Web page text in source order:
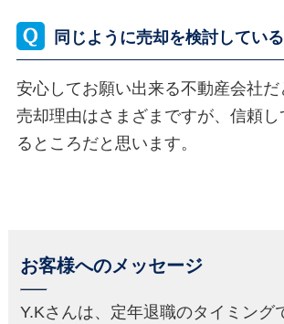
同じように売却を検討している
安心してお願い出来る不動産会社だ
売却理由はさまざまですが、信頼し
るところだと思います。
お客様へのメッセージ
Y.Kさんは、定年退職のタイミング